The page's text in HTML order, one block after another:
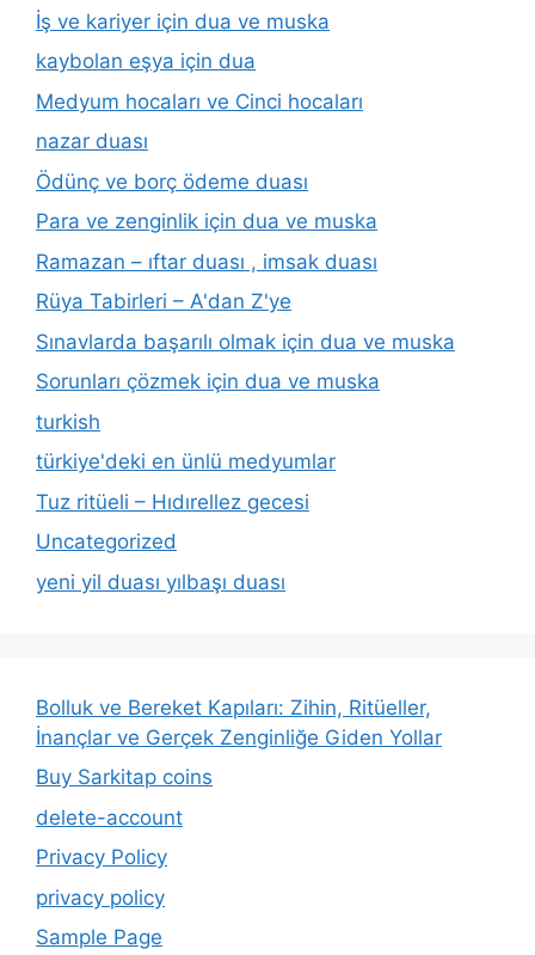
İş ve kariyer için dua ve muska
kaybolan eşya için dua
Medyum hocaları ve Cinci hocaları
nazar duası
Ödünç ve borç ödeme duası
Para ve zenginlik için dua ve muska
Ramazan – ıftar duası , imsak duası
Rüya Tabirleri – A'dan Z'ye
Sınavlarda başarılı olmak için dua ve muska
Sorunları çözmek için dua ve muska
turkish
türkiye'deki en ünlü medyumlar
Tuz ritüeli – Hıdırellez gecesi
Uncategorized
yeni yil duası yılbaşı duası
Bolluk ve Bereket Kapıları: Zihin, Ritüeller,
İnançlar ve Gerçek Zenginliğe Giden Yollar
Buy Sarkitap coins
delete-account
Privacy Policy
privacy policy
Sample Page